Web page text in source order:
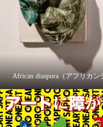
African diaspora（アフリカ